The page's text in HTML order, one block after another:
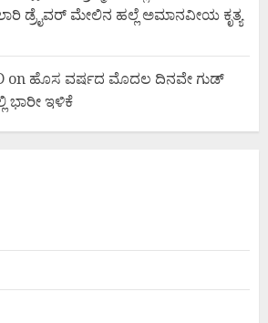
ಡ್ರೈವರ್ ಮೇಲಿನ ಹಲ್ಲೆ ಅಮಾನವೀಯ ಕೃತ್ಯ
on ಹೊಸ ವರ್ಷದ ಮೊದಲ ದಿನವೇ ಗುಡ್
ಭಾರೀ ಇಳಿಕೆ